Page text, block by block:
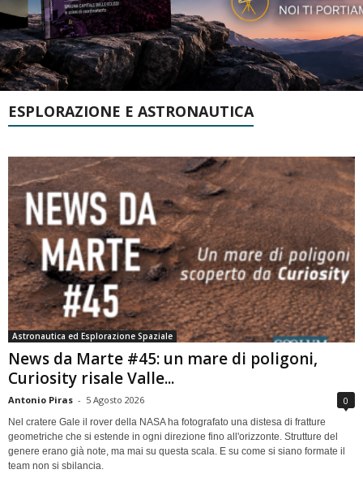
ESPLORAZIONE E ASTRONAUTICA
Astronautica ed Esplorazione Spaziale
News da Marte #45: un mare di poligoni,
Curiosity risale Valle...
Antonio Piras - 5 Agosto 2026 0
Nel cratere Gale il rover della NASA ha fotografato una distesa di fratture
geometriche che si estende in ogni direzione fino all'orizzonte. Strutture del
genere erano già note, ma mai su questa scala. E su come si siano formate il
team non si sbilancia.